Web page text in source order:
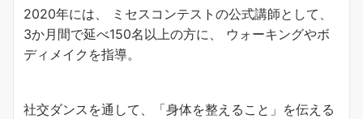
2020年には、 ミセスコンテストの公式講師として、
3か月間で延べ150名以上の方に、 ウォーキングやボ
ディメイクを指導。
社交ダンスを通して、「身体を整えること」を伝える